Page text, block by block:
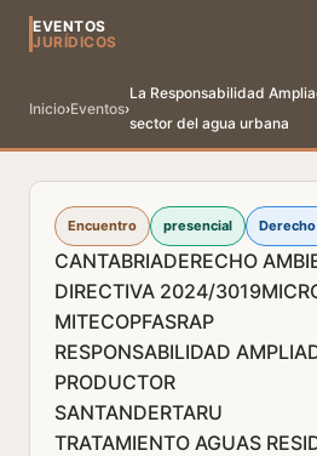
EVENTOS
JURÍDICOS
Inicio›Eventos›
La Responsabilidad
sector del agua urbana
Encuentro presencial
CANTABRIADERECHO
DIRECTIVA 2024/3019
MITECOPFASRAP
RESPONSABILIDAD
PRODUCTOR
SANTANDERTARU
TRATAMIENTO AGUAS